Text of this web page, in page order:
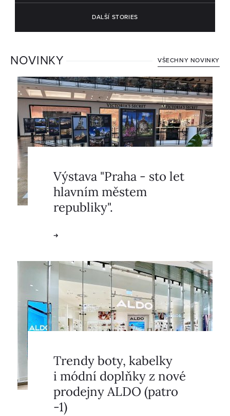
DALŠÍ STORIES
NOVINKY VŠECHNY NOVINKY
Výstava "Praha - sto let
hlavním městem
republiky".
Trendy boty, kabelky
i módní doplňky z nové
prodejny ALDO (patro
-1)